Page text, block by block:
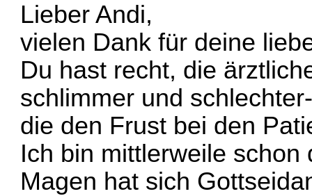
Lieber Andi,
vielen Dank für deine
Du hast recht, die
schlimmer und
die den Frust bei den
Ich bin mittlerweile
Magen hat sich